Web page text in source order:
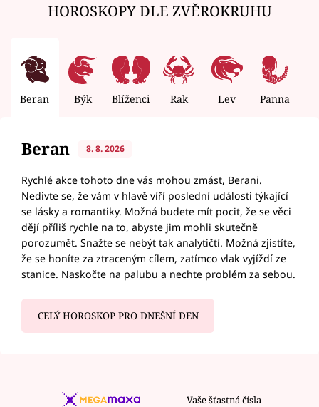
HOROSKOPY DLE ZVĚROKRUHU
Beran Býk Blíženci Rak Lev Panna
Beran 8. 8. 2026
Rychlé akce tohoto dne vás mohou zmást, Berani.
Nedivte se, že vám v hlavě víří poslední události týkající
se lásky a romantiky. Možná budete mít pocit, že se věci
dějí příliš rychle na to, abyste jim mohli skutečně
porozumět. Snažte se nebýt tak analytičtí. Možná zjistíte,
že se honíte za ztraceným cílem, zatímco vlak vyjíždí ze
stanice. Naskočte na palubu a nechte problém za sebou.
CELÝ HOROSKOP PRO DNEŠNÍ DEN
Vaše šťastná čísla